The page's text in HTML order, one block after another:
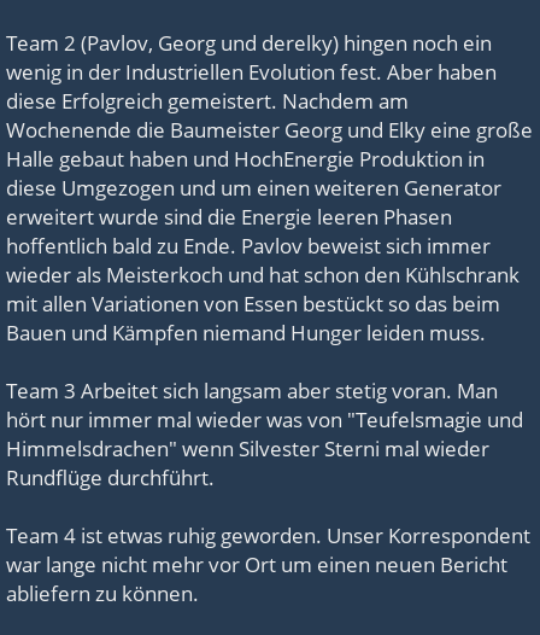
Team 2 (Pavlov, Georg und derelky) hingen noch ein
wenig in der Industriellen Evolution fest. Aber haben
diese Erfolgreich gemeistert. Nachdem am
Wochenende die Baumeister Georg und Elky eine große
Halle gebaut haben und HochEnergie Produktion in
diese Umgezogen und um einen weiteren Generator
erweitert wurde sind die Energie leeren Phasen
hoffentlich bald zu Ende. Pavlov beweist sich immer
wieder als Meisterkoch und hat schon den Kühlschrank
mit allen Variationen von Essen bestückt so das beim
Bauen und Kämpfen niemand Hunger leiden muss.
Team 3 Arbeitet sich langsam aber stetig voran. Man
hört nur immer mal wieder was von "Teufelsmagie und
Himmelsdrachen" wenn Silvester Sterni mal wieder
Rundflüge durchführt.
Team 4 ist etwas ruhig geworden. Unser Korrespondent
war lange nicht mehr vor Ort um einen neuen Bericht
abliefern zu können.